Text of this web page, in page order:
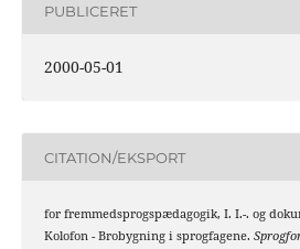
PUBLICERET
2000-05-01
CITATION/EKSPORT
for fremmedsprogspædagogik, I. I.-. og
Kolofon - Brobygning i sprogfagene.